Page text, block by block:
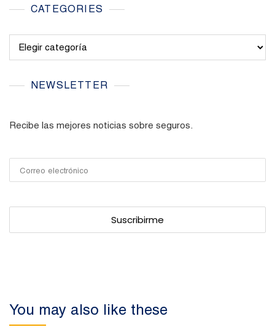
CATEGORIES
NEWSLETTER
Recibe las mejores noticias sobre seguros.
You may also like these